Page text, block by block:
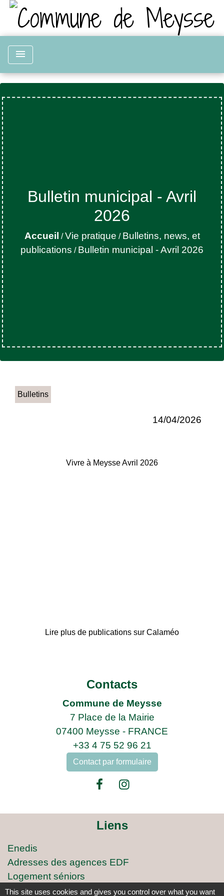
menu
Bulletin municipal - Avril
2026
Accueil /Vie pratique / Bulletins, news, et
publications / Bulletin municipal - Avril 2026
Bulletins
14/04/2026
Vivre à Meysse Avril 2026
Lire plus de publications sur Calaméo
Contacts
Commune de Meysse
7 Place de la Mairie
07400 Meysse - FRANCE
+33 4 75 52 96 21
Contact par formulaire
Liens
Enedis
Adresses des agences EDF
Logement séniors
Covoiturage
This site uses cookies and gives you control over what you want